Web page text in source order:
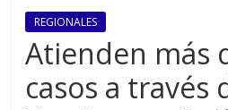
REGIONALES
Atienden más
casos a través